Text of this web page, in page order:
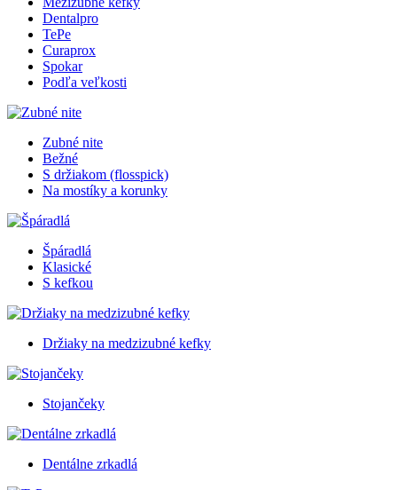
Dentalpro
TePe
Curaprox
Spokar
Podľa veľkosti
Zubné nite
Bežné
S držiakom (flosspick)
Na mostíky a korunky
Špáradlá
Klasické
S kefkou
Držiaky na medzizubné kefky
Stojančeky
Dentálne zrkadlá